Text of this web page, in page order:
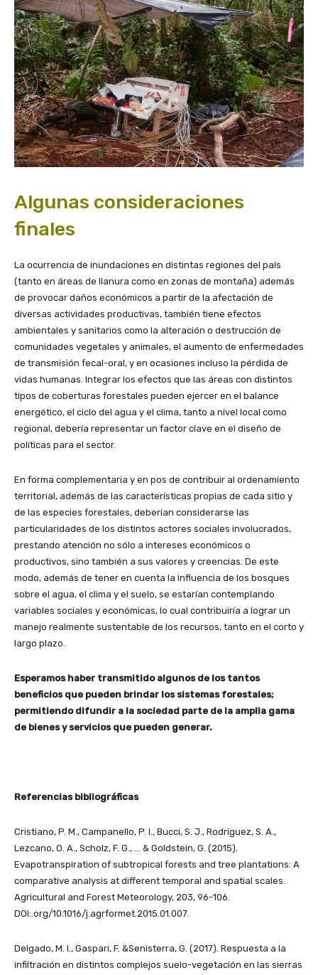
Algunas consideraciones
finales
La ocurrencia de inundaciones en distintas regiones del país
(tanto en áreas de llanura como en zonas de montaña) además
de provocar daños económicos a partir de la afectación de
diversas actividades productivas, también tiene efectos
ambientales y sanitarios como la alteración o destrucción de
comunidades vegetales y animales, el aumento de enfermedades
de transmisión fecal-oral, y en ocasiones incluso la pérdida de
vidas humanas. Integrar los efectos que las áreas con distintos
tipos de coberturas forestales pueden ejercer en el balance
energético, el ciclo del agua y el clima, tanto a nivel local como
regional, debería representar un factor clave en el diseño de
políticas para el sector.
En forma complementaria y en pos de contribuir al ordenamiento
territorial, además de las características propias de cada sitio y
de las especies forestales, deberían considerarse las
particularidades de los distintos actores sociales involucrados,
prestando atención no sólo a intereses económicos o
productivos, sino también a sus valores y creencias. De este
modo, además de tener en cuenta la influencia de los bosques
sobre el agua, el clima y el suelo, se estarían contemplando
variables sociales y económicas, lo cual contribuiría a lograr un
manejo realmente sustentable de los recursos, tanto en el corto y
largo plazo.
Esperamos haber transmitido algunos de los tantos
beneficios que pueden brindar los sistemas forestales;
permitiendo difundir a la sociedad parte de la amplia gama
de bienes y servicios que pueden generar.
Referencias bibliográficas
Cristiano, P. M., Campanello, P. I., Bucci, S. J., Rodriguez, S. A.,
Lezcano, O. A., Scholz, F. G., … & Goldstein, G. (2015).
Evapotranspiration of subtropical forests and tree plantations: A
comparative analysis at different temporal and spatial scales.
Agricultural and Forest Meteorology, 203, 96-106.
DOI:.org/10.1016/j.agrformet.2015.01.007.
Delgado, M. I., Gaspari, F. &Senisterra, G. (2017). Respuesta a la
infiltración en distintos complejos suelo-vegetación en las sierras